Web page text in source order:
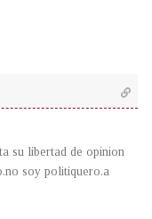
su libertad de opinion
soy politiquero.a